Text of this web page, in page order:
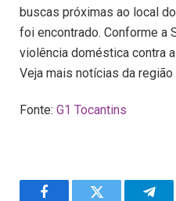
buscas próximas ao local
foi encontrado. Conforme a
violência doméstica contra
Veja mais notícias da região
Fonte: G1 Tocantins